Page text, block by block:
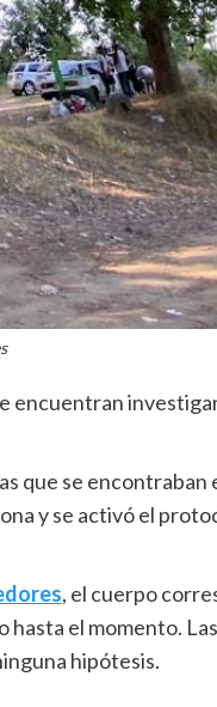
encuentran
que se encontraban
y se activó el
, el cuerpo
el momento.
hipótesis.